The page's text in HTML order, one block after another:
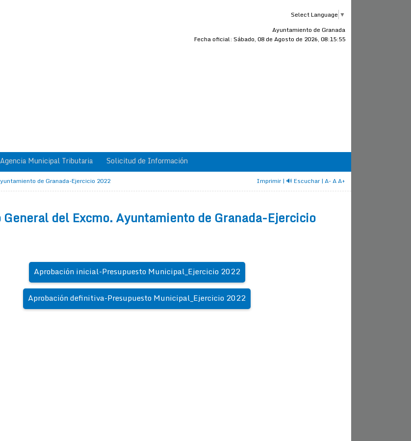
Select Language ▼
Ayuntamiento de Granada
Fecha oficial: Sábado, 08 de Agosto de 2026, 08:15:56
Agencia Municipal Tributaria Solicitud de Información
de Granada-Ejercicio 2022 Imprimir | 🔊 Escuchar | A-AA+
General del Excmo. Ayuntamiento de Granada-Ejercicio
Aprobación inicial-Presupuesto Municipal_Ejercicio 2022
Aprobación definitiva-Presupuesto Municipal_Ejercicio 2022